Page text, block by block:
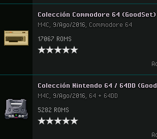
Colección Commodore 64 (GoodSet)
M4C 9/Ago/2016 Commodore 64
17067 ROMS
Colección Nintendo 64 / 64DD
M4C 9/Ago/2016 64 + 64DD
5282 ROMS